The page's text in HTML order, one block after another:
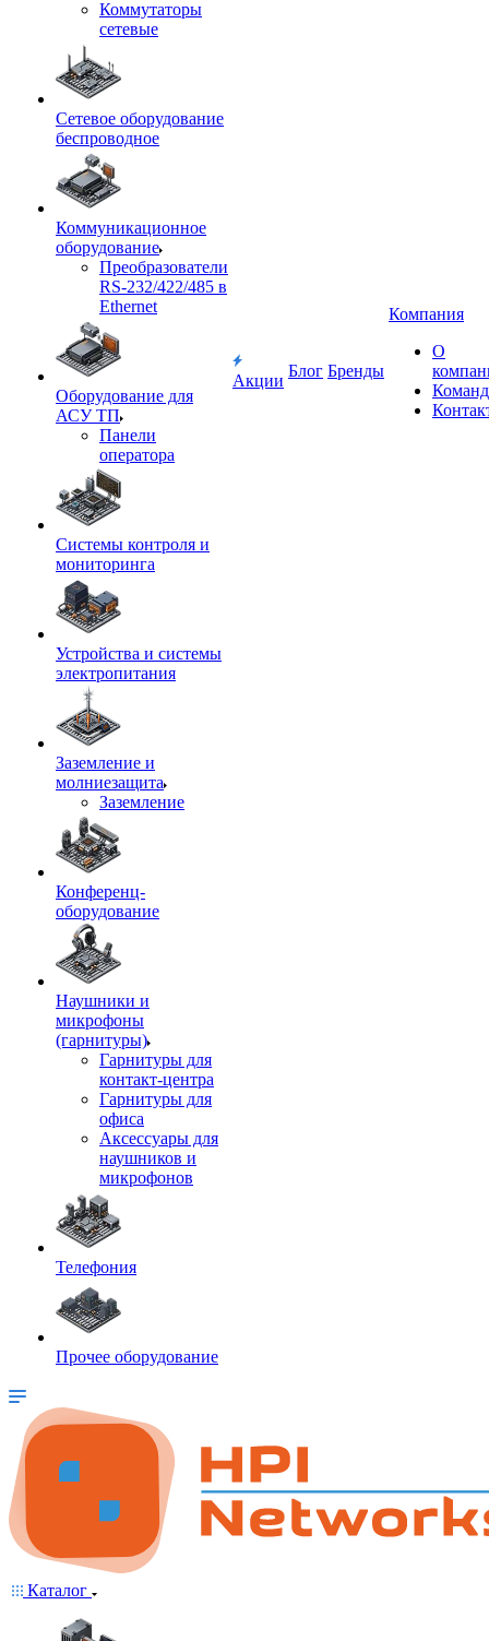
Коммутаторы
сетевые
Сетевое оборудование
беспроводное
Коммуникационное
оборудование
Преобразователи
RS-232/422/485 в
Ethernet
Оборудование для
АСУ ТП
Панели
оператора
Системы контроля и
мониторинга
Устройства и системы
электропитания
Заземление и
молниезащита
Заземление
Конференц-
оборудование
Наушники и
микрофоны
(гарнитуры)
Гарнитуры для
контакт-центра
Гарнитуры для
офиса
Аксессуары для
наушников и
микрофонов
Телефония
Прочее оборудование
Акции
Блог Бренды
Компания
О
Каталог